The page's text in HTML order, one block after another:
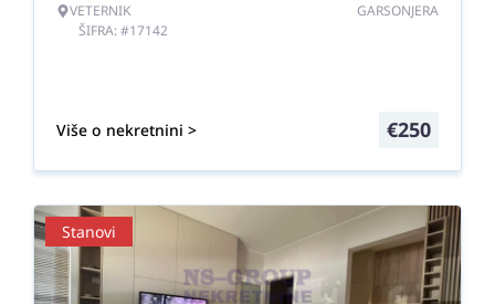
VETERNIK
ŠIFRA: #17142
GARSONJERA
Više o nekretnini > €250
Stanovi